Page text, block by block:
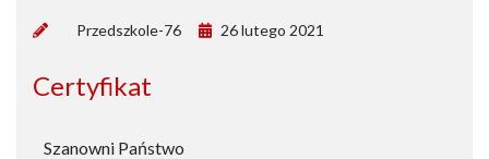
Przedszkole-76 26 lutego 2021
Certyfikat
Szanowni Państwo